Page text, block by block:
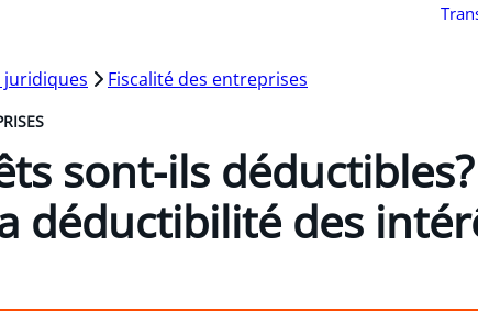
juridiques Fiscalité des entreprises
sont-ils
déductibilité des